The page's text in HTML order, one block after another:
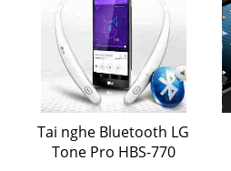
Tai nghe Bluetooth LG
Tone Pro HBS-770